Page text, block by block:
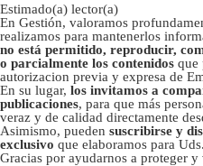
Estimado(a) lector(a)
En Gestión, valoramos
realizamos para mantenerlos
no está permitido, reproducir,
o parcialmente los contenidos que
autorizacion previa y expresa de
En su lugar, los invitamos a
publicaciones, para que más
veraz y de calidad directamente
Asimismo, pueden suscribirse y
exclusivo que elaboramos para Uds.
Gracias por ayudarnos a proteger y